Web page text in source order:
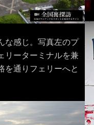
な感じ。写真左のプ
リーターミナルを兼
を通りフェリーへと